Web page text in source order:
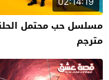
مترجم